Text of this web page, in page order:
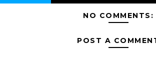
NO COMMENTS:
POST A